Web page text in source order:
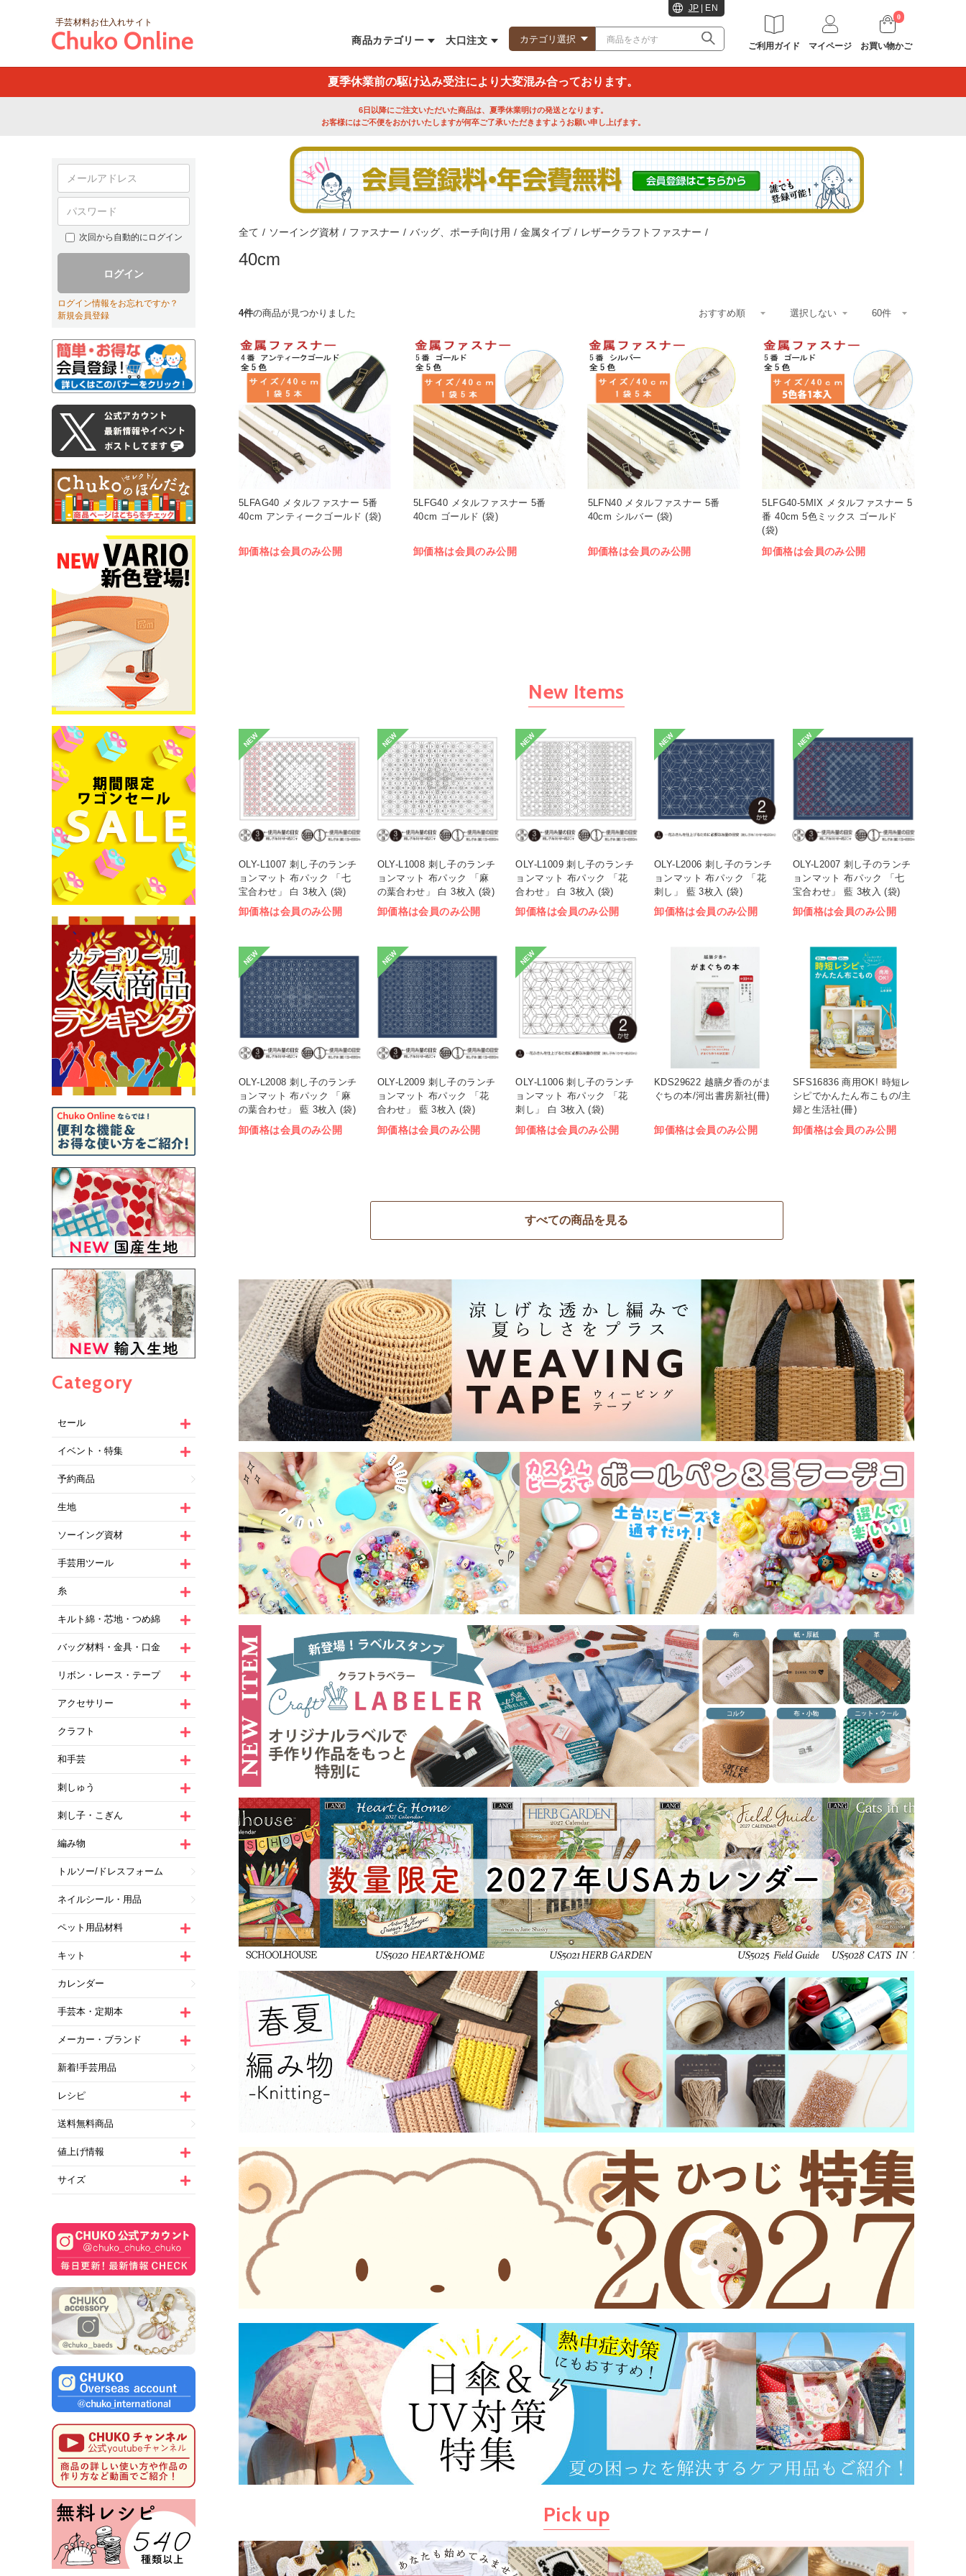
手芸材料お仕入れサイト
商品カテゴリー 大口注文
JP EN
ご利用ガイド マイページ
0
お買い物かご
夏季休業前の駆け込み受注により大変混み合っております。
6日以降にご注文いただいた商品は、夏季休業明けの発送となります。
お客様にはご不便をおかけいたしますが何卒ご了承いただきますようお願い申し上げます。
次回から自動的にログイン
ログイン
ログイン情報をお忘れですか？
新規会員登録
Category
セール
イベント・特集
予約商品
生地
ソーイング資材
手芸用ツール
糸
キルト綿・芯地・つめ綿
バッグ材料・金具・口金
リボン・レース・テープ
アクセサリー
クラフト
和手芸
刺しゅう
刺し子・こぎん
編み物
トルソー/ドレスフォーム
ネイルシール・用品
ペット用品材料
キット
カレンダー
手芸本・定期本
メーカー・ブランド
新着!手芸用品
レシピ
送料無料商品
値上げ情報
サイズ
全て / ソーイング資材 / ファスナー / バッグ、ポーチ向け用 / 金属タイプ / レザークラフトファスナー /
40cm
4件の商品が見つかりました
5LFAG40 メタルファスナー 5番
40cm アンティークゴールド (袋)
卸価格は会員のみ公開
5LFG40 メタルファスナー 5番
40cm ゴールド (袋)
卸価格は会員のみ公開
5LFN40 メタルファスナー 5番
40cm シルバー (袋)
卸価格は会員のみ公開
5LFG40-5MIX メタルファスナー 5
番 40cm 5色ミックス ゴールド
(袋)
卸価格は会員のみ公開
New Items
NEW
OLY-L1007 刺し子のランチ
ョンマット 布パック 「七
宝合わせ」 白 3枚入 (袋)
卸価格は会員のみ公開
NEW
OLY-L1008 刺し子のランチ
ョンマット 布パック 「麻
の葉合わせ」 白 3枚入 (袋)
卸価格は会員のみ公開
NEW
OLY-L1009 刺し子のランチ
ョンマット 布パック 「花
合わせ」 白 3枚入 (袋)
卸価格は会員のみ公開
NEW
OLY-L2006 刺し子のランチ
ョンマット 布パック 「花
刺し」 藍 3枚入 (袋)
卸価格は会員のみ公開
NEW
OLY-L2007 刺し子のランチ
ョンマット 布パック 「七
宝合わせ」 藍 3枚入 (袋)
卸価格は会員のみ公開
NEW
OLY-L2008 刺し子のランチ
ョンマット 布パック 「麻
の葉合わせ」 藍 3枚入 (袋)
卸価格は会員のみ公開
NEW
OLY-L2009 刺し子のランチ
ョンマット 布パック 「花
合わせ」 藍 3枚入 (袋)
卸価格は会員のみ公開
NEW
OLY-L1006 刺し子のランチ
ョンマット 布パック 「花
刺し」 白 3枚入 (袋)
卸価格は会員のみ公開
KDS29622 越膳夕香のがま
ぐちの本/河出書房新社(冊)
卸価格は会員のみ公開
SFS16836 商用OK! 時短レ
シピでかんたん布こもの/主
婦と生活社(冊)
卸価格は会員のみ公開
すべての商品を見る
Pick up